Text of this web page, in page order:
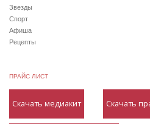
Звезды
Спорт
Афиша
Рецепты
ПРАЙС ЛИСТ
Скачать медиакит Скачать